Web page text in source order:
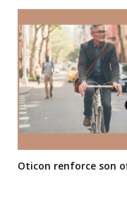
Oticon renforce son